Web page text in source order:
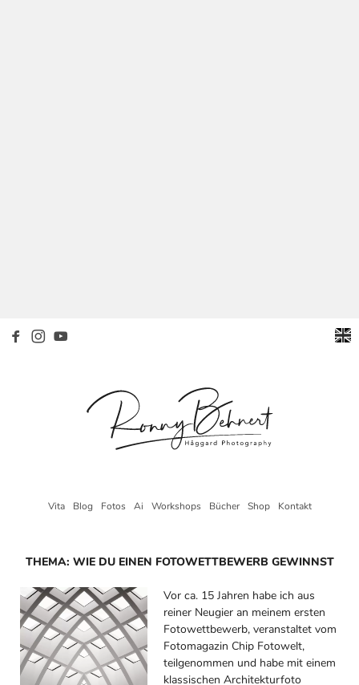
Vita Blog Fotos Ai Workshops Bücher Shop Kontakt
THEMA: WIE DU EINEN FOTOWETTBEWERB GEWINNST
Vor ca. 15 Jahren habe ich aus
reiner Neugier an meinem ersten
Fotowettbewerb, veranstaltet vom
Fotomagazin Chip Fotowelt,
teilgenommen und habe mit einem
klassischen Architekturfoto